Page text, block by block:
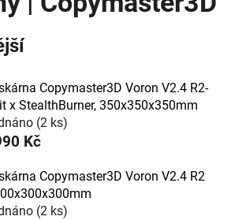
Copymaster3D Voron V2.4 R2-
x StealthBurner, 350x350x350mm
(2 ks)
Kč
Copymaster3D Voron V2.4 R2
(2 ks)